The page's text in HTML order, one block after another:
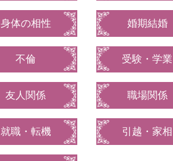
身体の相性 婚期結婚
不倫 受験・学業
友人関係 職場関係
就職・転機 引越・家相